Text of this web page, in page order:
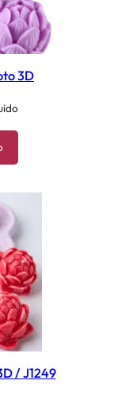
3D
/ J1249